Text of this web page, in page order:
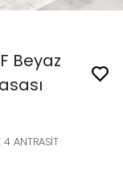
Beyaz
4 ANTRASİT